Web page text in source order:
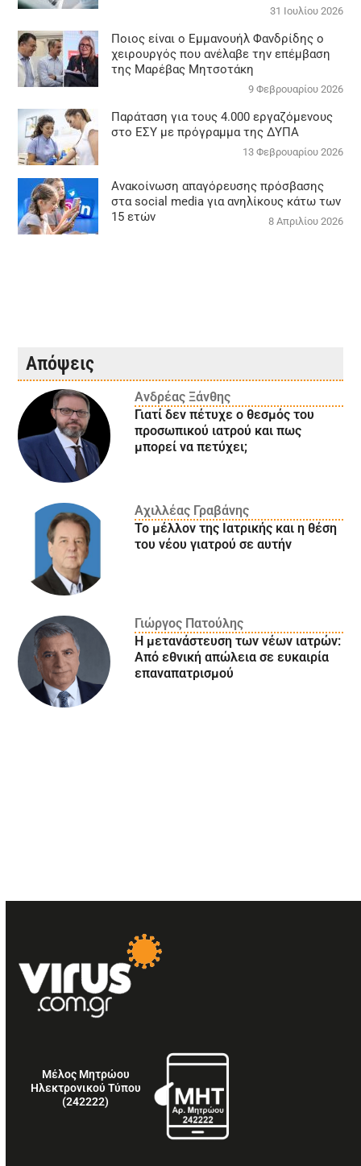
31 Ιουλίου 2026
Ποιος είναι ο Εμμανουήλ Φανδρίδης ο
χειρουργός που ανέλαβε την επέμβαση
της Μαρέβας Μητσοτάκη
9 Φεβρουαρίου 2026
Παράταση για τους 4.000 εργαζόμενους
στο ΕΣΥ με πρόγραμμα της ΔΥΠΑ
13 Φεβρουαρίου 2026
Ανακοίνωση απαγόρευσης πρόσβασης
στα social media για ανηλίκους κάτω των
15 ετών
8 Απριλίου 2026
Απόψεις
Ανδρέας Ξάνθης
Γιατί δεν πέτυχε ο θεσμός του
προσωπικού ιατρού και πως
μπορεί να πετύχει;
Αχιλλέας Γραβάνης
Το μέλλον της Ιατρικής και η θέση
του νέου γιατρού σε αυτήν
Γιώργος Πατούλης
Η μετανάστευση των νέων ιατρών:
Aπό εθνική απώλεια σε ευκαιρία
επαναπατρισμού
Μέλος Μητρώου
Ηλεκτρονικού Τύπου
(242222)